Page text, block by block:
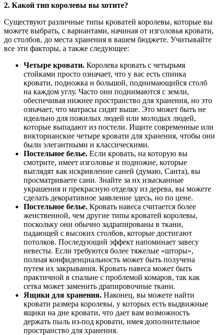
2. Какой тип королевы вы хотите?
Существуют различные типы кроватей королевы, которые вы
можете выбрать, с вариантами, начиная от изголовья кровати,
до столбов, до места хранения в вашем бюджете. Учитывайте
все эти факторы, а также следующее:
Четыре кровати. Королева кровать с четырьмя
стойками просто означает, что у вас есть спинка
кровати, подножка и большой, поднимающийся столб
на каждом углу. Часто они поднимаются с земли,
обеспечивая нижнее пространство для хранения, но это
означает, что матрасы сидят выше. Это может быть не
идеально для пожилых людей или молодых людей,
которые выпадают из постели. Ищите современные или
викторианские четыре кровати для хранения, чтобы они
были элегантными и классическими.
Постельное белье. Если кровать, на которую вы
смотрите, имеет изголовье и подножие, которые
выглядят как искривление саней (думаю, Санта), вы
просматриваете сани. Знайте за их изысканные
украшения и прекрасную отделку из дерева, вы можете
сделать декоративное заявление здесь, но по цене.
Постельное белье. Кровать навеса считается более
женственной, чем другие типы кроватей королевы,
поскольку они обычно задрапированы в ткани,
падающей с высоких столбов, которые достигают
потолков. Последующий эффект напоминает завесу
невесты. Если требуются более тяжелые «шторы»,
полная конфиденциальность может быть получена
путем их закрывания. Кровать навеса может быть
практичной в спальне с проблемой комаров, так как
сетка может заменить драпировочные ткани.
Ящики для хранения. Наконец, вы можете найти
кровати размера королевы, у которых есть выдвижные
ящики на дне кровати, что дает вам возможность
держать пыль из-под кровати, имея дополнительное
пространство для хранения.